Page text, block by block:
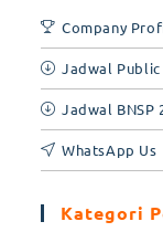
Company
Jadwal Public
Jadwal BNSP
WhatsApp Us
Kategori